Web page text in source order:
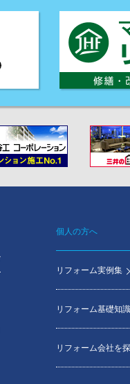
Footer
menu
個人の方へ
リフォーム実例集
リフォーム基礎知識
リフォーム会社を